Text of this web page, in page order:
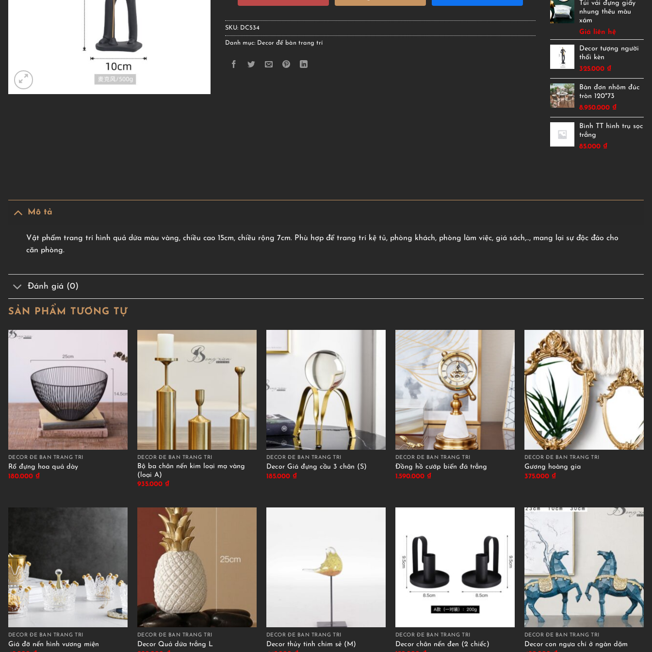
SKU: DC534
Danh mục: Decor để bàn trang trí
Túi vải đựng giấy
nhung thêu màu
xám
Giá liên hệ
Decor tượng người
thổi kèn
325.000 ₫
Bàn đơn nhôm đúc
tròn 120*73
8.950.000 ₫
Bình TT hình trụ sọc
trắng
85.000 ₫
Mô tả
Vật phẩm trang trí hình quả dứa màu vàng, chiều cao 15cm, chiều rộng 7cm. Phù hợp để trang trí kệ tủ, phòng khách, phòng làm việc, giá sách,.., mang lại sự độc đáo cho
căn phòng.
Đánh giá (0)
SẢN PHẨM TƯƠNG TỰ
DECOR ĐỂ BÀN TRANG TRÍ
Rổ đựng hoa quả dày
180.000 ₫
DECOR ĐỂ BÀN TRANG TRÍ
Bộ ba chân nến kim loại mạ vàng
(loại A)
935.000 ₫
DECOR ĐỂ BÀN TRANG TRÍ
Decor Giá đựng cầu 3 chân (S)
185.000 ₫
DECOR ĐỂ BÀN TRANG TRÍ
Đồng hồ cướp biển đá trắng
1.590.000 ₫
DECOR ĐỂ BÀN TRANG TRÍ
Gương hoàng gia
375.000 ₫
DECOR ĐỂ BÀN TRANG TRÍ
Giá đỡ nến hình vương miện
DECOR ĐỂ BÀN TRANG TRÍ
Decor Quả dứa trắng L
DECOR ĐỂ BÀN TRANG TRÍ
Decor thủy tinh chim sẻ (M)
DECOR ĐỂ BÀN TRANG TRÍ
Decor chân nến đen (2 chiếc)
DECOR ĐỂ BÀN TRANG TRÍ
Decor con ngựa chí ở ngàn dặm